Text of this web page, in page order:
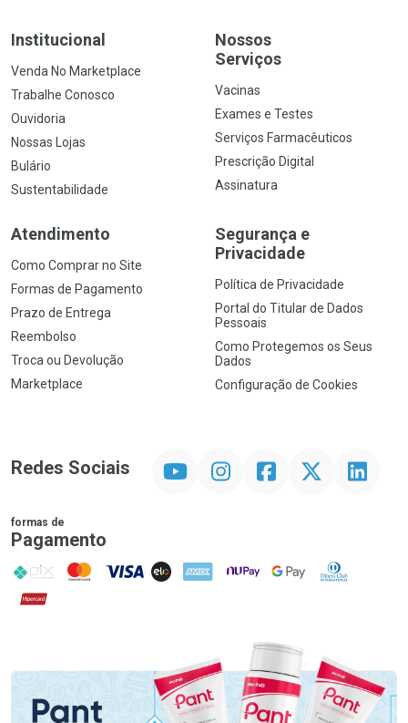
Institucional
Venda No Marketplace
Trabalhe Conosco
Ouvidoria
Nossas Lojas
Bulário
Sustentabilidade
Nossos
Serviços
Vacinas
Exames e Testes
Serviços Farmacêuticos
Prescrição Digital
Assinatura
Atendimento
Como Comprar no Site
Formas de Pagamento
Prazo de Entrega
Reembolso
Troca ou Devolução
Marketplace
Segurança e
Privacidade
Política de Privacidade
Portal do Titular de Dados
Pessoais
Como Protegemos os Seus
Dados
Configuração de Cookies
Redes Sociais InstagramFacebookTwitter Linkedin
formas de
Pagamento
PIX MasterCard
VISA ELO AMEX NuPay Google PayDiners Club
Hipercard
Promoção em Destaque